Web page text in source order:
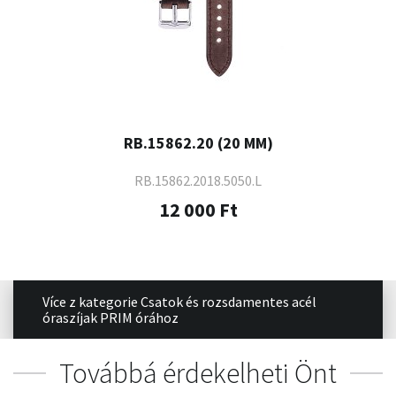
RB.15862.20 (20 MM)
RB.15862.2018.5050.L
12 000 Ft
Více z kategorie Csatok és rozsdamentes acél
óraszíjak PRIM órához
Továbbá érdekelheti Önt